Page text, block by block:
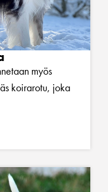
myös
koirarotu, joka